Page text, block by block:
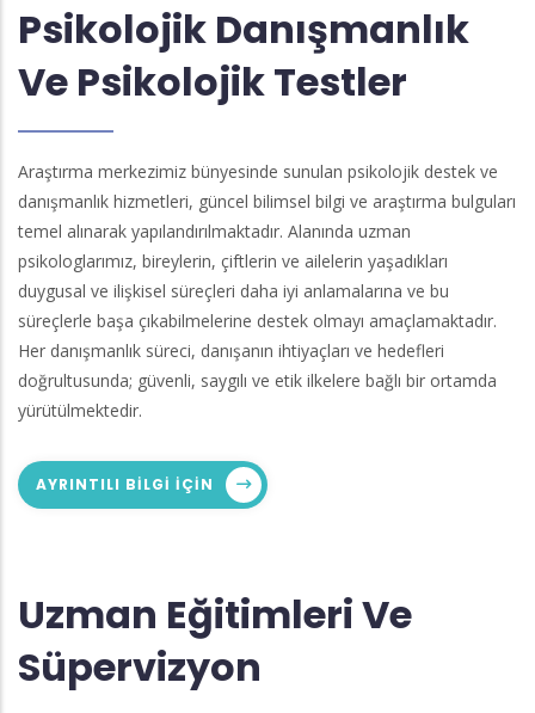
Psikolojik Danışmanlık
Ve Psikolojik Testler
Araştırma merkezimiz bünyesinde sunulan psikolojik destek ve
danışmanlık hizmetleri, güncel bilimsel bilgi ve araştırma bulguları
temel alınarak yapılandırılmaktadır. Alanında uzman
psikologlarımız, bireylerin, çiftlerin ve ailelerin yaşadıkları
duygusal ve ilişkisel süreçleri daha iyi anlamalarına ve bu
süreçlerle başa çıkabilmelerine destek olmayı amaçlamaktadır.
Her danışmanlık süreci, danışanın ihtiyaçları ve hedefleri
doğrultusunda; güvenli, saygılı ve etik ilkelere bağlı bir ortamda
yürütülmektedir.
AYRINTILI BILGI IÇIN
Uzman Eğitimleri Ve
Süpervizyon